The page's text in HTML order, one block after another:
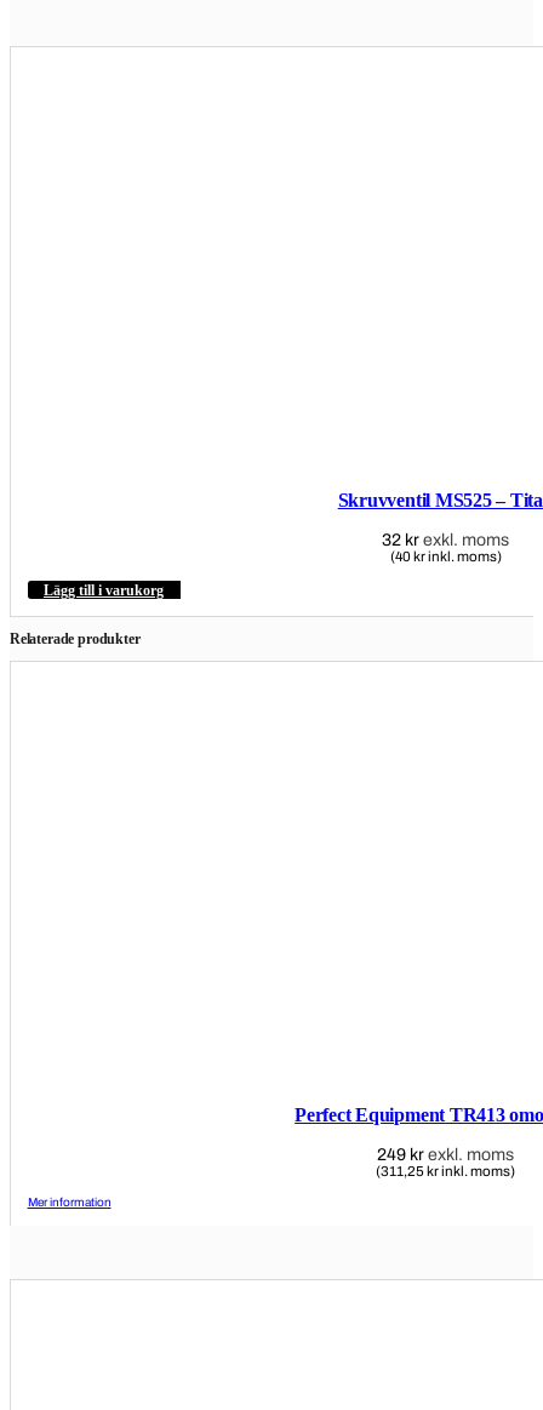
De
Skruvventil MS525 –
32 kr exkl. moms
(40 kr inkl. moms)
Lägg till i varukorg
Relaterade produkter
Perfect Equipment TR413
249 kr exkl. moms
(311,25 kr inkl. moms)
Mer information